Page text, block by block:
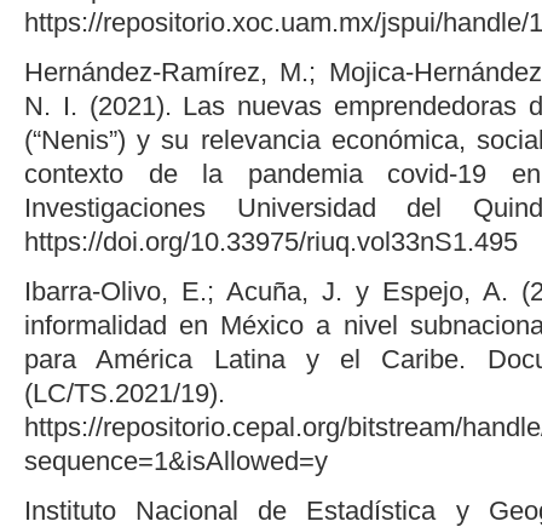
https://repositorio.xoc.uam.mx/jspui/handle/
Hernández-Ramírez, M.; Mojica-
N. I. (2021). Las nuevas emprendedoras
(“Nenis”) y su relevancia económica,
contexto de la pandemia covid-19
Investigaciones Universidad del
https://doi.org/10.33975/riuq.vol33nS1.495
Ibarra-Olivo, E.; Acuña, J. y Espejo, A.
informalidad en México a nivel
para América Latina y el Caribe.
(LC/TS.2021/19).
https://repositorio.cepal.org/bitstream/
sequence=1&isAllowed=y
Instituto Nacional de Estadística y